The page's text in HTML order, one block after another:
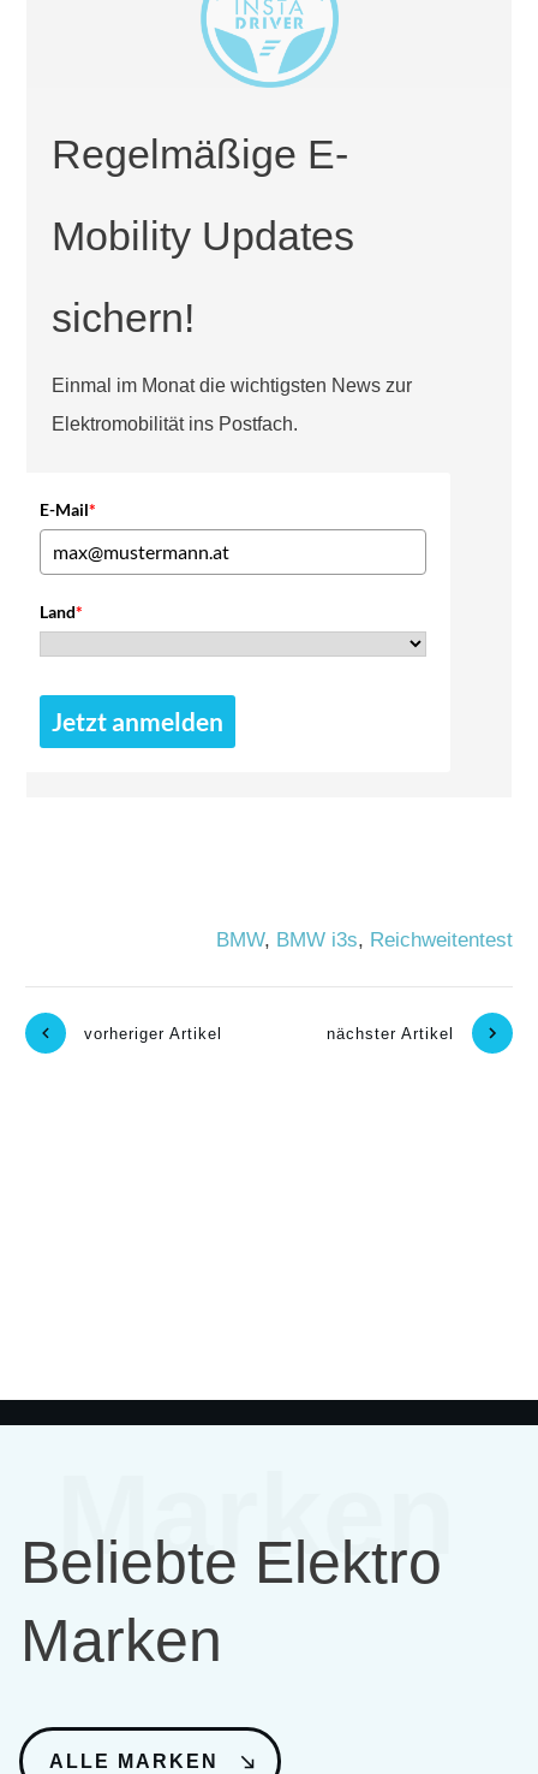
Regelmäßige E-
Mobility Updates
sichern!
Einmal im Monat die wichtigsten News zur
Elektromobilität ins Postfach.
E-Mail*
Land*
Jetzt anmelden
BMW, BMW i3s, Reichweitentest
vorheriger Artikel nächster Artikel
Marken
Beliebte Elektro
Marken
ALLE MARKEN